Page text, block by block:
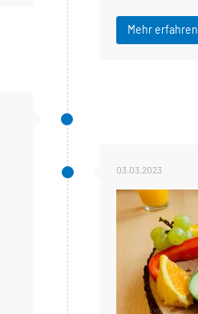
Mehr erfahren
03.03.2023